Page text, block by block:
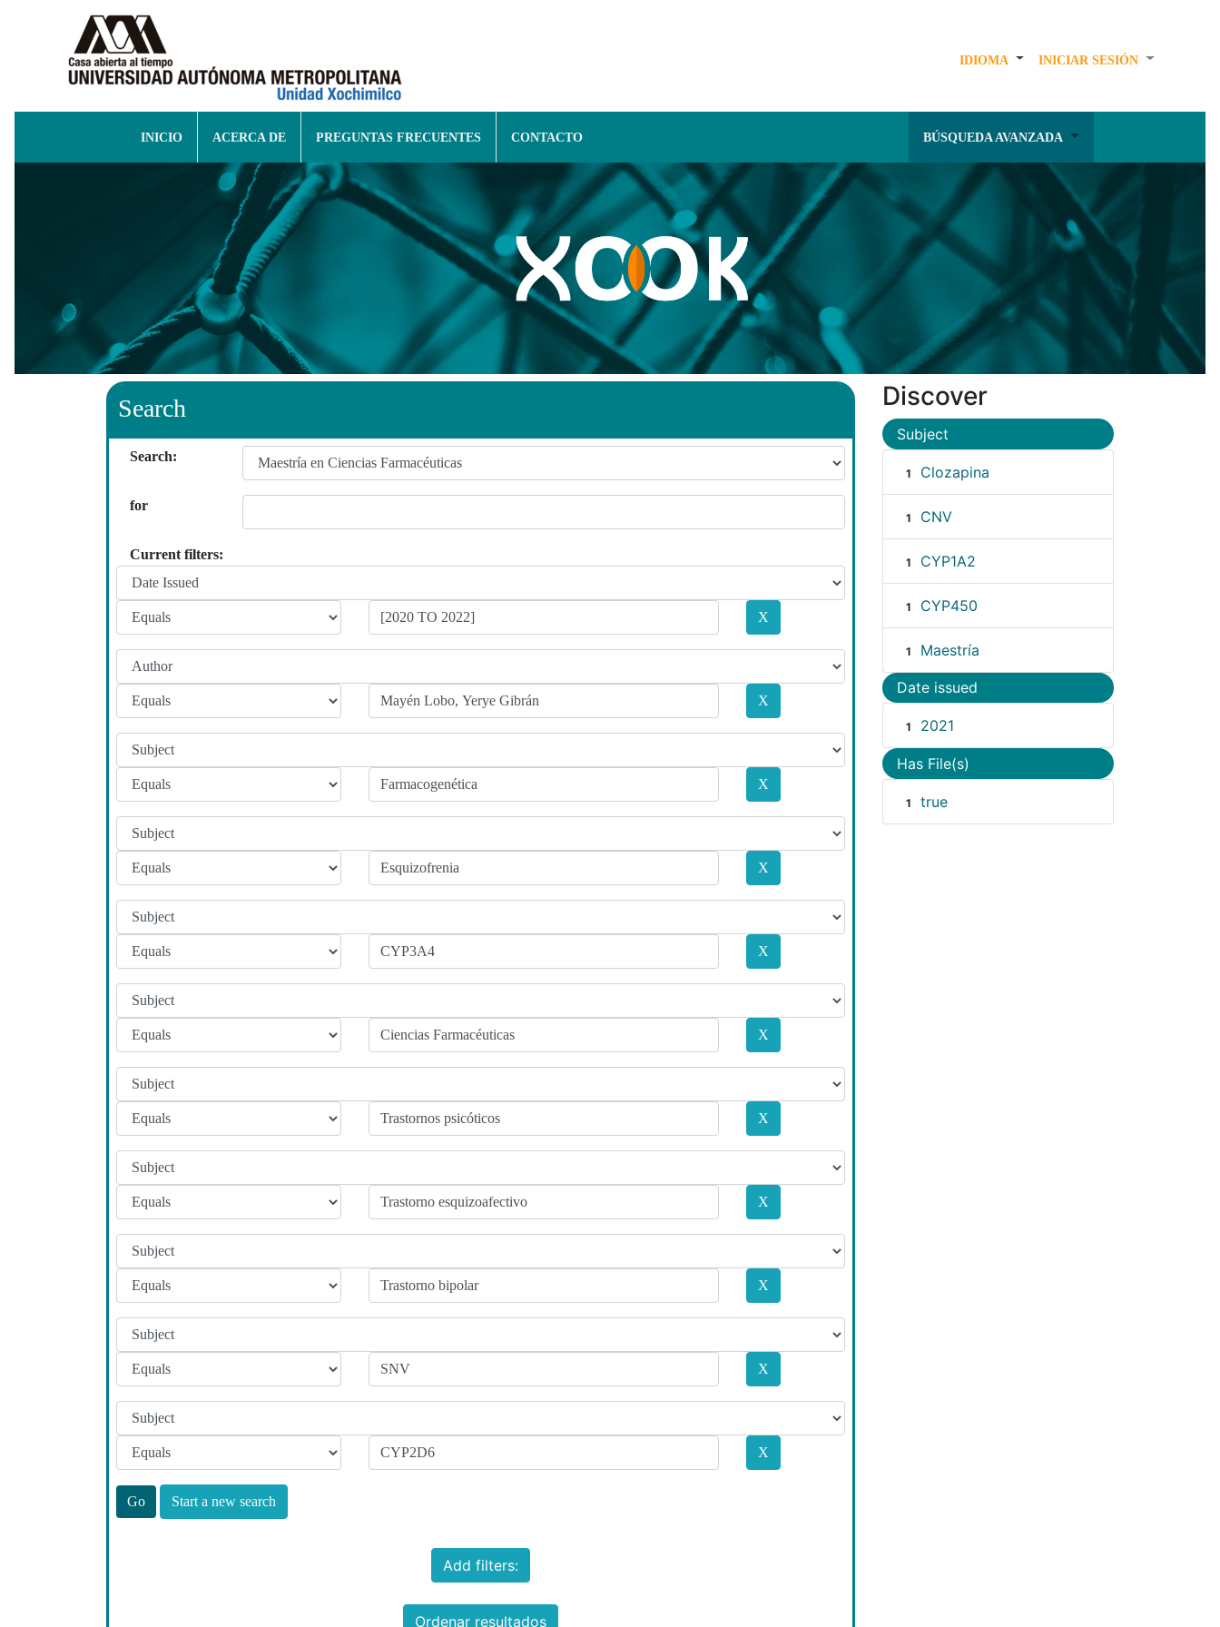
IDIOMA INICIAR SESIÓN
INICIO ACERCA DE PREGUNTAS FRECUENTES CONTACTO BÚSQUEDA AVANZADA
Search
Search:
for
Current filters:
Start a new search
Add filters:
Ordenar resultados
Discover
Subject
1 Clozapina
1 CNV
1 CYP1A2
1 CYP450
1 Maestría
Date issued
1 2021
Has File(s)
1 true